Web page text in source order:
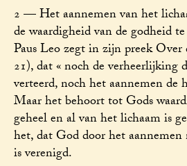
2 — Het aannemen van het
de waardigheid van de godheid
Paus Leo zegt in zijn preek Over
21), dat « noch de verheerlijking
verteerd, noch het aannemen de
Maar het behoort tot Gods
geheel en al van het lichaam is
het, dat God door het
is verenigd.